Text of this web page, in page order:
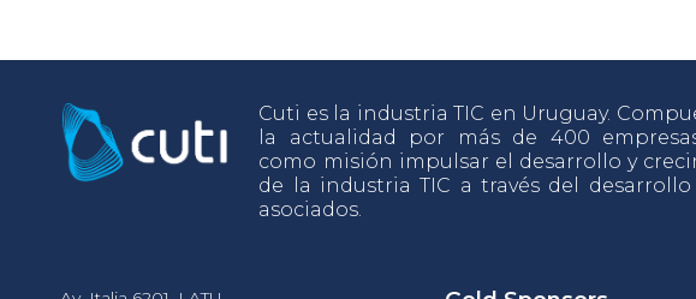
Cuti es la industria TIC en Uruguay.
la actualidad por más de 400
como misión impulsar el desarrollo y
de la industria TIC a través del desarrollo
asociados.